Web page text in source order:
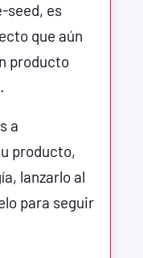
seed, es
que aún
producto
a
producto,
lanzarlo al
para seguir